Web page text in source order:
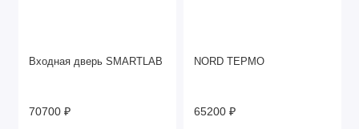
Входная дверь SMARTLAB
70700 ₽
NORD ТЕРМО
65200 ₽